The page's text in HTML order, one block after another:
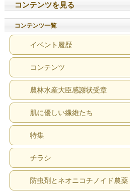
コンテンツを見る
コンテンツ一覧
イベント履歴
コンテンツ
農林水産大臣感謝状受章
肌に優しい繊維たち
特集
チラシ
防虫剤とネオニコチノイド農薬